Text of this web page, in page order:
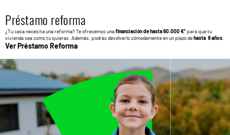
Préstamo reforma
¿Tu casa necesita una reforma? Te ofrecemos unafinanciación de hasta 60.000 €*para que tu
vivienda sea como tú quieras. Además, podrás devolverlo cómodamente en un plazo dehasta 8 años
Ver Préstamo Reforma